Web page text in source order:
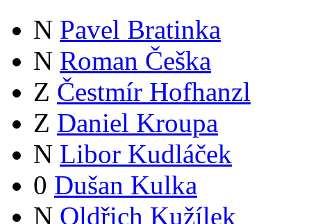
N Pavel Bratinka
N Roman Češka
Z Čestmír Hofhanzl
Z Daniel Kroupa
N Libor Kudláček
0 Dušan Kulka
N Oldřich Kužílek